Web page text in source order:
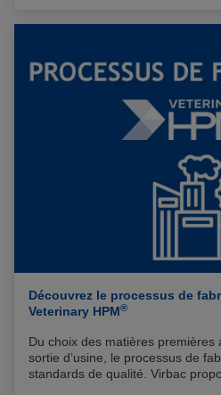
Découvrez le processus de
Veterinary HPM®
Du choix des matières premières
sortie d’usine, le processus de
standards de qualité. Virbac propose une alimentation